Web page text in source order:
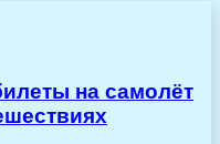
на самолёт